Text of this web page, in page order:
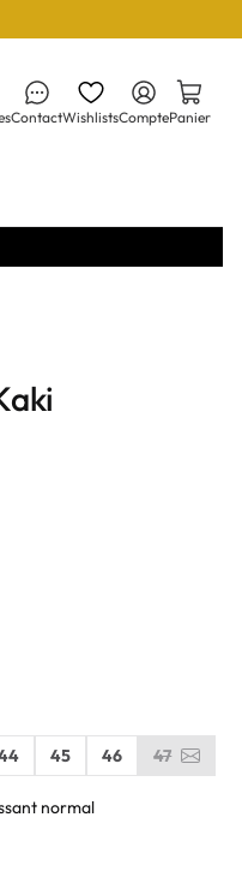
ContactWishlistsComptePanier
45 46 47
normal